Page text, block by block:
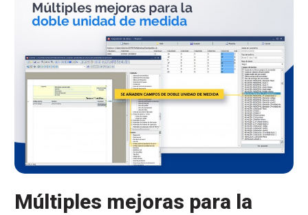
Múltiples mejoras para la